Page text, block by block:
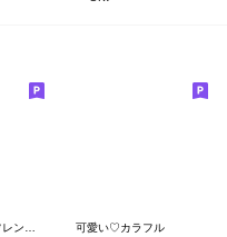
可愛い♡カラフル